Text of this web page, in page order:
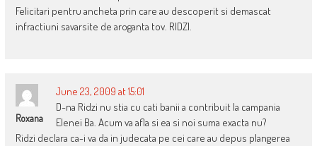
Felicitari pentru ancheta prin care au descoperit si demascat
infractiuni savarsite de aroganta tov. RIDZI.
Roxana
June 23, 2009 at 15:01
D-na Ridzi nu stia cu cati banii a contribuit la campania
Elenei Ba. Acum va afla si ea si noi suma exacta nu?
Ridzi declara ca-i va da in judecata pe cei care au depus plangerea